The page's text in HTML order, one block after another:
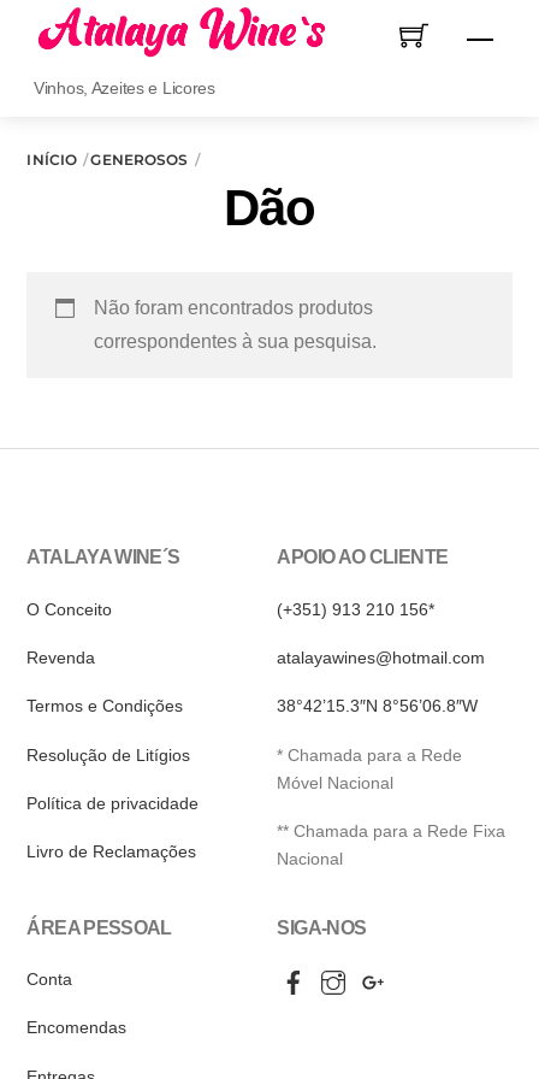
content
Menu
Vinhos, Azeites e Licores
INÍCIO GENEROSOS
Dão
Não foram encontrados produtos
correspondentes à sua pesquisa.
ATALAYA WINE´S
O Conceito
Revenda
Termos e Condições
Resolução de Litígios
Política de privacidade
Livro de Reclamações
APOIO AO CLIENTE
(+351) 913 210 156*
atalayawines@hotmail.com
38°42’15.3″N 8°56’06.8″W
* Chamada para a Rede
Móvel Nacional
** Chamada para a Rede Fixa
Nacional
ÁREA PESSOAL
Conta
Encomendas
SIGA-NOS
FacebookInstagram